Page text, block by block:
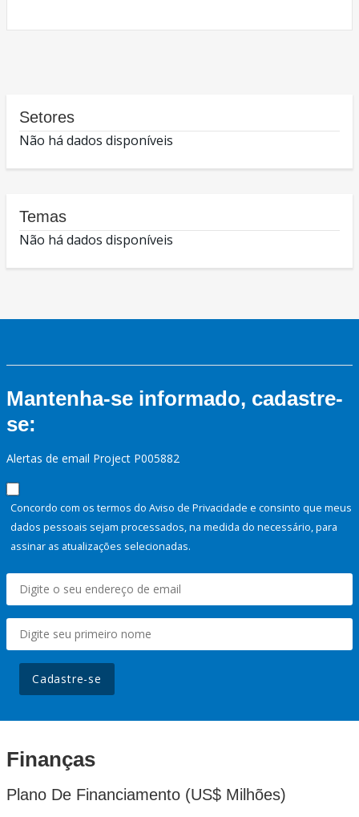
Setores
Não há dados disponíveis
Temas
Não há dados disponíveis
Mantenha-se informado, cadastre-
se:
Alertas de email Project P005882
Concordo com os termos do Aviso de Privacidade e consinto que meus
dados pessoais sejam processados, na medida do necessário, para
assinar as atualizações selecionadas.
Cadastre-se
Finanças
Plano De Financiamento (US$ Milhões)